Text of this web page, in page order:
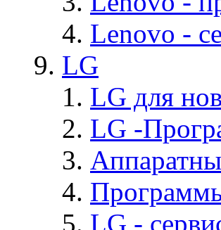
Lenovo -
LG
LG для
LG -
LG -